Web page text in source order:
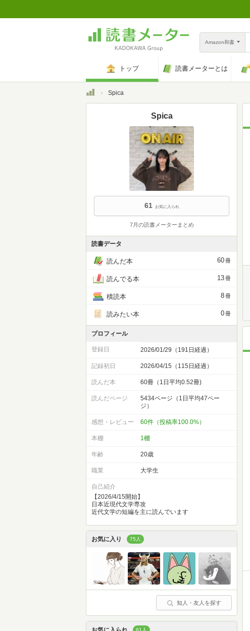
Amazon和書
トップ 読書メーターとは
トップSpica
Spica
61 お気に入られ
7月の読書メーターまとめ
読書データ
読んだ本 60冊
読んでる本 13冊
積読本 8冊
読みたい本 0冊
プロフィール
登録日 2026/01/29（191日経過）
記録初日 2026/04/15（115日経過）
読んだ本 60冊（1日平均0.52冊)
読んだページ
5434ページ（1日平均47ペー
ジ）
感想・レビュー 60件（投稿率100.0%）
本棚 1棚
年齢 20歳
職業 大学生
自己紹介
【2026/4/15開始】
日本近現代文学専攻
近代文学の短編を主に読んでいます
お気に入り 75人
知人・友人を探す